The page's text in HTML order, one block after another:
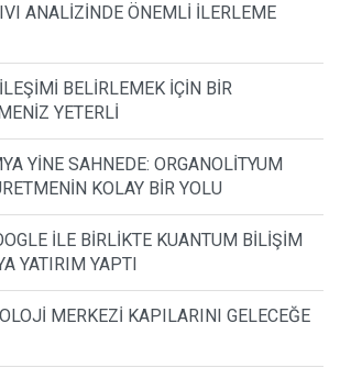
ANALİZİNDE ÖNEMLİ İLERLEME
BELİRLEMEK İÇİN BİR
YETERLİ
YİNE SAHNEDE: ORGANOLİTYUM
KOLAY BİR YOLU
İLE BİRLİKTE KUANTUM BİLİŞİM
YATIRIM YAPTI
MERKEZİ KAPILARINI GELECEĞE